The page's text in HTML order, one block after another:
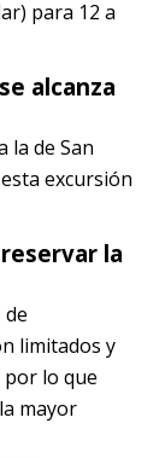
para 12 a
alcanza
la de San
excursión
la
limitados y
lo que
mayor